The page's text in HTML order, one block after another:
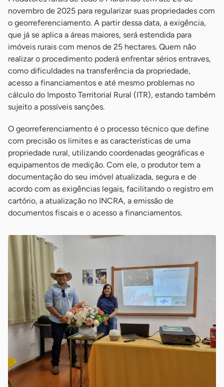
novembro de 2025 para regularizar suas propriedades com
o georreferenciamento. A partir dessa data, a exigência,
que já se aplica a áreas maiores, será estendida para
imóveis rurais com menos de 25 hectares. Quem não
realizar o procedimento poderá enfrentar sérios entraves,
como dificuldades na transferência da propriedade,
acesso a financiamentos e até mesmo problemas no
cálculo do Imposto Territorial Rural (ITR), estando também
sujeito a possíveis sanções.
O georreferenciamento é o processo técnico que define
com precisão os limites e as características de uma
propriedade rural, utilizando coordenadas geográficas e
equipamentos de medição. Com ele, o produtor tem a
documentação do seu imóvel atualizada, segura e de
acordo com as exigências legais, facilitando o registro em
cartório, a atualização no INCRA, a emissão de
documentos fiscais e o acesso a financiamentos.